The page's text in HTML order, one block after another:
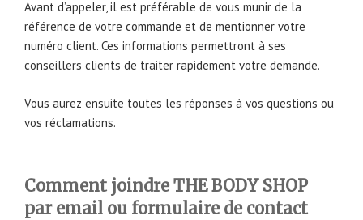
Avant d’appeler, il est préférable de vous munir de la
référence de votre commande et de mentionner votre
numéro client. Ces informations permettront à ses
conseillers clients de traiter rapidement votre demande.
Vous aurez ensuite toutes les réponses à vos questions ou
vos réclamations.
Comment joindre THE BODY SHOP
par email ou formulaire de contact